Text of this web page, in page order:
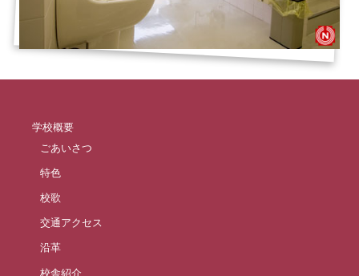
学校概要
ごあいさつ
特色
校歌
交通アクセス
沿革
校舎紹介